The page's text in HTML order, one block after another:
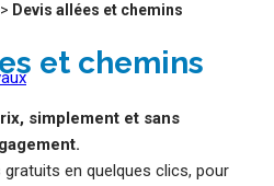
> Devis allées et chemins
et chemins
simplement et sans
gratuits en quelques clics, pour